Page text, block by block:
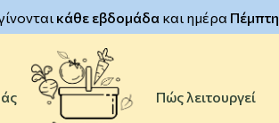
κάθε εβδομάδα και ημέρα Πέμπτη
Πώς λειτουργεί